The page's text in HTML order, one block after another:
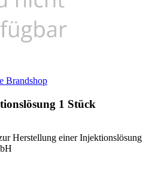
Brandshop
1 Stück
Herstellung einer Injektionslösung